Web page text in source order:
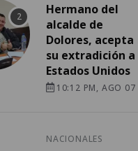
Hermano del
alcalde de
Dolores, acepta
su extradición a
Estados Unidos
10:12 PM, AGO 07
NACIONALES